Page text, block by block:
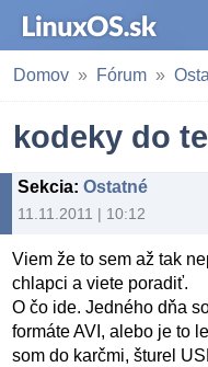
Domov Fórum
kodeky do
Sekcia: Ostatné
11.11.2011 | 10:12
Viem že to sem až tak
chlapci a viete poradiť.
O čo ide. Jedného dňa
formáte AVI, alebo je to
som do karčmi, šturel